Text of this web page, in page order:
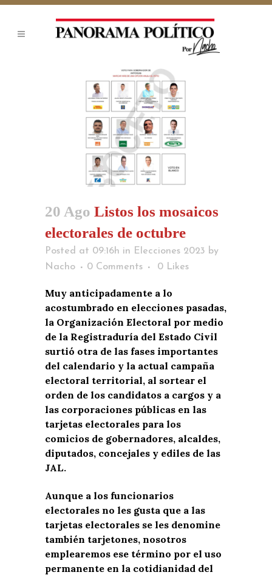
20 Ago Listos los mosaicos
electorales de octubre
Posted at 09:16h in Elecciones 2023 by
Nacho
0 Comments 0 Likes
Muy anticipadamente a lo
acostumbrado en elecciones pasadas,
la Organización Electoral por medio
de la Registraduría del Estado Civil
surtió otra de las fases importantes
del calendario y la actual campaña
electoral territorial, al sortear el
orden de los candidatos a cargos y a
las corporaciones públicas en las
tarjetas electorales para los
comicios de gobernadores, alcaldes,
diputados, concejales y ediles de las
JAL.
Aunque a los funcionarios
electorales no les gusta que a las
tarjetas electorales se les denomine
también tarjetones, nosotros
emplearemos ese término por el uso
permanente en la cotidianidad del